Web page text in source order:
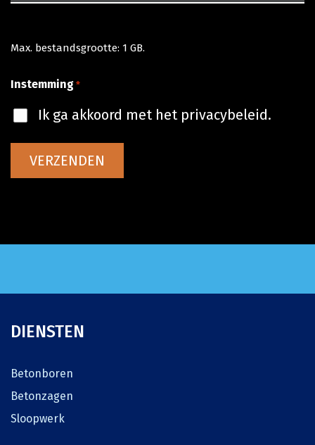
Max. bestandsgrootte: 1 GB.
Instemming *
Ik ga akkoord met het privacybeleid.
VERZENDEN
DIENSTEN
Betonboren
Betonzagen
Sloopwerk